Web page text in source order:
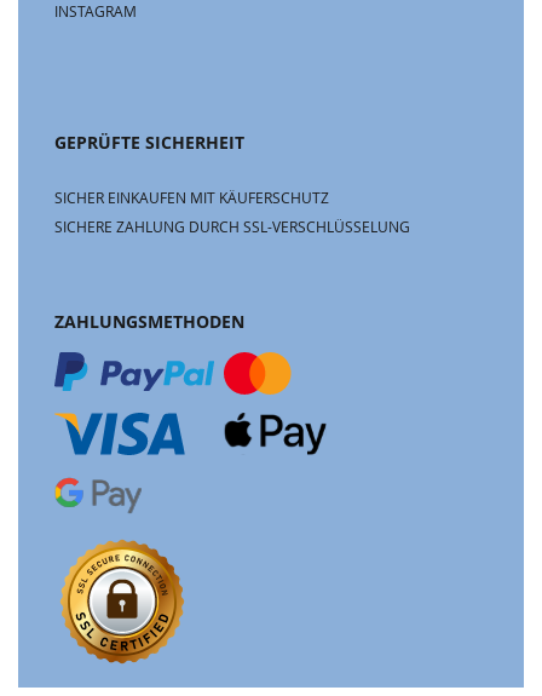
INSTAGRAM
GEPRÜFTE SICHERHEIT
SICHER EINKAUFEN MIT KÄUFERSCHUTZ
SICHERE ZAHLUNG DURCH SSL-VERSCHLÜSSELUNG
ZAHLUNGSMETHODEN